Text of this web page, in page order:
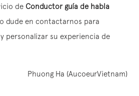
de Conductor guía de habla
dude en contactarnos para
personalizar su experiencia de
Phuong Ha (AucoeurVietnam)